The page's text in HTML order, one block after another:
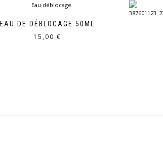
EAU DE DÉBLOCAGE 50ML
15,00 €